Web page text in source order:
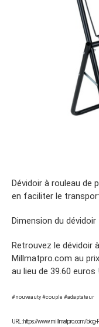
Dévidoir à rouleau de
en faciliter le
Dimension du
Retrouvez le dévidoir
Millmatpro.com au
au lieu de 39.60 euros !
#nouveauty #couple #adaptateur
URL : https://www.millmatpro.com/blog-